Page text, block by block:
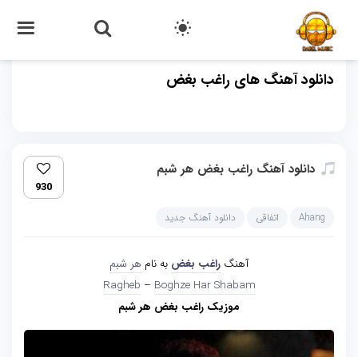
دانلود آهنگ های راغب بغض
دانلود آهنگ راغب بغض هر شبم
930
Ahang اتفاقی دانلود آهنگ جدید
آهنگ راغب بغض به نام هر شبم
Ragheb – Boghze Har Shabam
موزیک راغب بغض هر شبم